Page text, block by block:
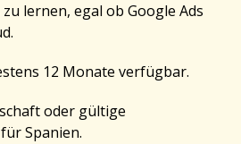
lernen, egal ob Google Ads
12 Monate verfügbar.
oder gültige
Spanien.